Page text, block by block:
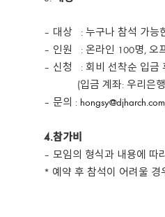
– 대상 : 누구나 참석 가능
– 인원 : 온라인 100명, 오
– 신청 : 회비 선착순 입금
(입금 계좌: 우리은행
– 문의 :
4.참가비
– 모임의 형식과 내용에 따
* 예약 후 참석이 어려울 경